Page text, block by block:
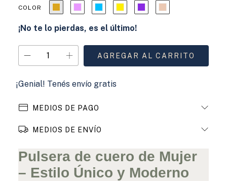
COLOR
¡No te lo pierdas, es el último!
¡Genial! Tenés envío gratis
MEDIOS DE PAGO
MEDIOS DE ENVÍO
Pulsera de cuero de Mujer
– Estilo Único y Moderno